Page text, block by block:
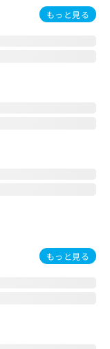
もっと見る
もっと見る